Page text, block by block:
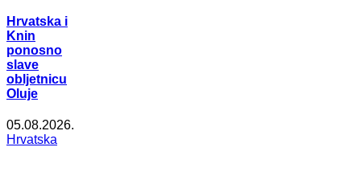
Hrvatska i
Knin
ponosno
slave
obljetnicu
Oluje
05.08.2026.
Hrvatska